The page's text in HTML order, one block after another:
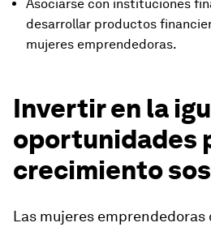
Asociarse con instituciones
desarrollar productos
mujeres emprendedoras.
Invertir en la
oportunidades
crecimiento
Las mujeres emprendedoras